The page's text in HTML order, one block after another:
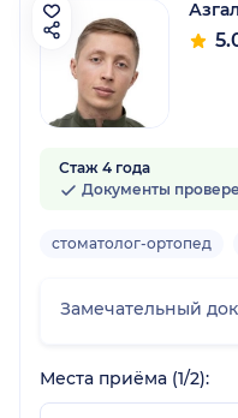
Стаж 4 года
Документы
стоматолог-ортопед
Замечательный
Места приёма (1/2):